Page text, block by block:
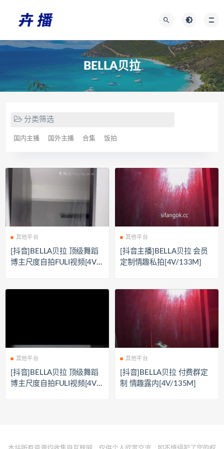
BELLA贝拉
分类筛选
国内主播 国外主播 合集 饭拍
其他平台
[抖音]BELLA贝拉 顶级舞蹈
博主尺度自拍FULI视频[4V/1
其他平台
[抖音主播]BELLA贝拉 会员
定制情趣私拍[4V/133M]
其他平台
[抖音]BELLA贝拉 顶级舞蹈
博主尺度自拍FULI视频[4V/1
其他平台
[抖音]BELLA贝拉 付费群定
制 情趣露内[4V/135M]